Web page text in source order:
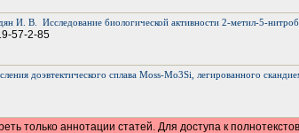
И. В.
Исследование биологической активности 2-метил-5-
57-2-85
доэвтектического сплава Moss-Mo3Si, легированного
только аннотации статей. Для доступа к